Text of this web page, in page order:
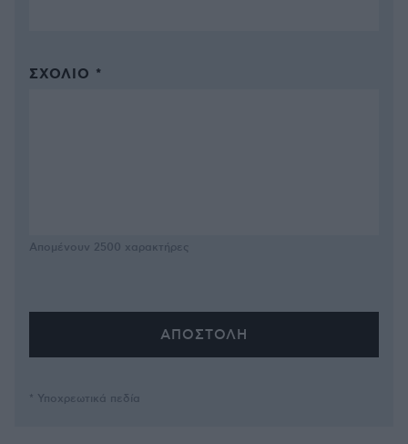
ΣΧΌΛΙΟ *
Απομένουν 2500 χαρακτήρες
* Υποχρεωτικά πεδία